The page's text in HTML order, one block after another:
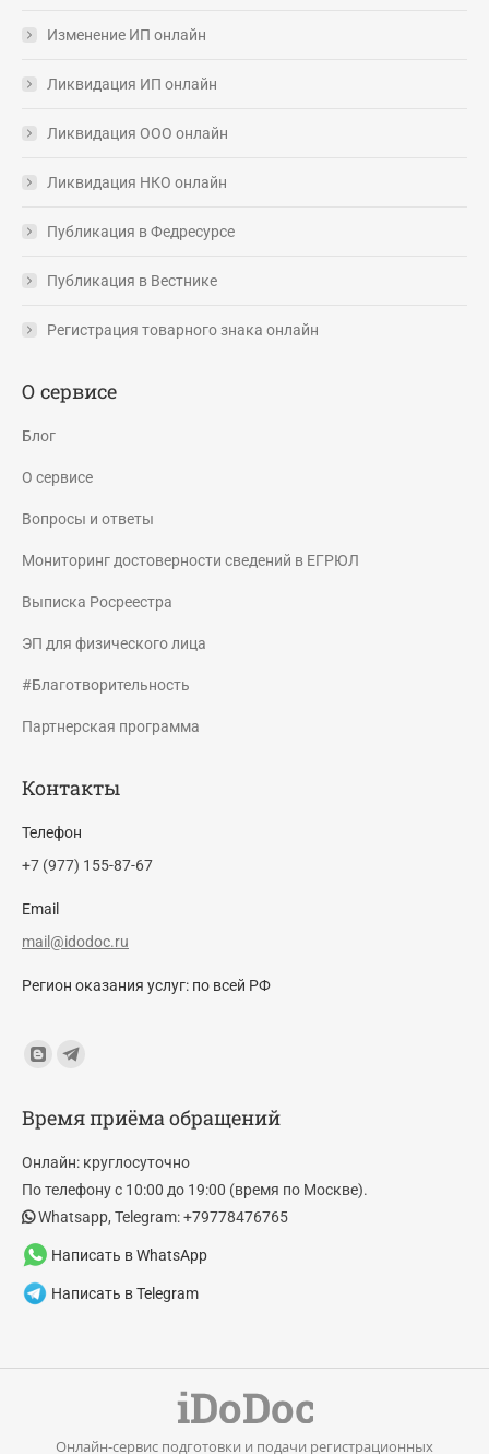
Изменение ИП онлайн
Ликвидация ИП онлайн
Ликвидация ООО онлайн
Ликвидация НКО онлайн
Публикация в Федресурсе
Публикация в Вестнике
Регистрация товарного знака онлайн
О сервисе
Блог
О сервисе
Вопросы и ответы
Мониторинг достоверности сведений в ЕГРЮЛ
Выписка Росреестра
ЭП для физического лица
#Благотворительность
Партнерская программа
Контакты
Телефон
+7 (977) 155-87-67
Email
mail@idodoc.ru
Регион оказания услуг: по всей РФ
Find us on:
Blogger
opens
window
Telegram
opens
new
window
Время приёма обращений
Онлайн: круглосуточно
По телефону с 10:00 до 19:00 (время по Москве).
Whatsapp, Telegram: +79778476765
Написать в WhatsApp
Написать в Telegram
Онлайн-сервис подготовки и подачи регистрационных